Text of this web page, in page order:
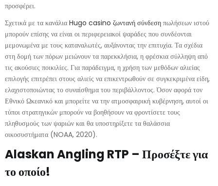
προσφέρει.
Σχετικά με τα κανάλια Hugo casino ζωντανή σύνδεση πωλήσεων ιστού
μπορούν επίσης να είναι οι περιφερειακοί ψαράδες που συνδέονται
μεμονωμένα με τους καταναλωτές, αυξάνοντας την επιτυχία. Τα σχέδια
στη δομή των πόρων μειώνουν τα παρεκκλήσια, η φρέσκια σύλληψη από
τις ακούσιες ποικιλίες. Για παράδειγμα, η χρήση των μεθόδων αλιείας
επιλογής επιτρέπει στους αλιείς να επικεντρωθούν σε συγκεκριμένα είδη,
ελαχιστοποιώντας το συναίσθημα του περιβάλλοντος. Όσον αφορά τον
Εθνικό Ωκεανικό και μπορείτε να την ατμοσφαιρική κυβέρνηση, αυτοί οι
τύποι στρατηγικών μπορούν να βοηθήσουν να φροντίσετε τους
πληθυσμούς των ψαριών και θα υποστηρίξετε τα θαλάσσια
οικοσυστήματα (NOAA, 2020).
Alaskan Angling RTP – Προσέξτε για
το οποίο!